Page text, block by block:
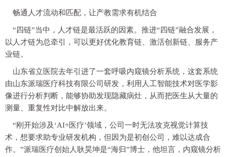
畅通人才流动和匹配，让产教需求有机结合
“四链”当中，人才链是最活跃的因素。推进“四链”融合发展，
以人才链为总牵引，可以更好优化教育链、激活创新链、服务产
业链。
山东省立医院去年引进了一套呼吸内窥镜分析系统，这套系统
由山东派瑞医疗科技有限公司研发，利用人工智能技术对医学影
像进行分析判断，能够协助发现隐藏病灶，从而把医生从大量的
测量、重复性对比中解放出来。
“刚开始涉及‘AI+医疗’领域，公司一时无法攻克视觉计算技
术，想要求助专业研发机构，但因为是初创公司，难以达成合
作。”派瑞医疗创始人耿昊坤是“海归”博士，他坦言，内窥镜分析